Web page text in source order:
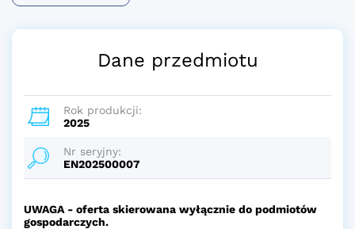
Dane przedmiotu
Rok produkcji:
2025
Nr seryjny:
EN202500007
UWAGA - oferta skierowana wyłącznie do podmiotów
gospodarczych.